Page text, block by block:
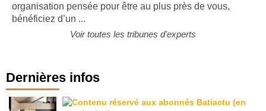
organisation pensée pour être au plus près de vous,
bénéficiez d’un ...
Voir toutes les tribunes d'experts
Dernières infos